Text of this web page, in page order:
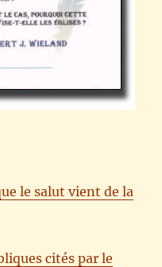
le salut vient de la
cités par le